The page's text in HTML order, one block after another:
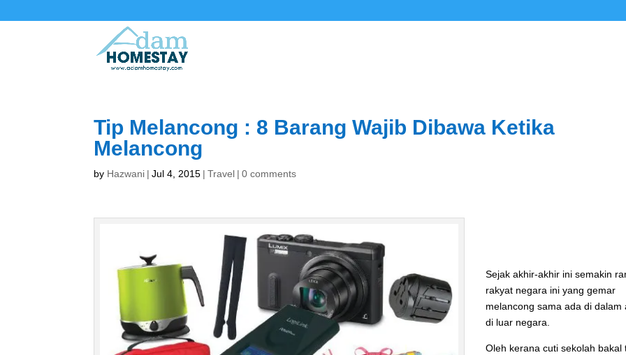
Tip Melancong : 8 Barang Wajib Dibawa Ketika
Melancong
by Hazwani | Jul 4, 2015 | Travel | 0 comments
Sejak akhir-akhir ini semakin
rakyat negara ini yang gemar
melancong sama ada di dalam
di luar negara.
Oleh kerana cuti sekolah bakal